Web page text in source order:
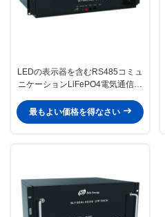
LEDの表示器を含むRS485コミュ
ニケーションLiFePO4電気通信電
最もよい価格を得なさい